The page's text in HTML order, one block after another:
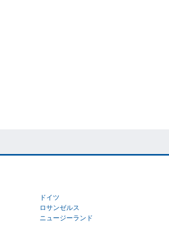
ドイツ
ロサンゼルス
ニュージーランド